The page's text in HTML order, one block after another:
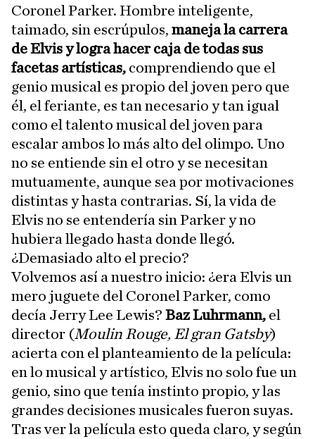
Coronel Parker. Hombre inteligente,
taimado, sin escrúpulos, maneja la carrera
de Elvis y logra hacer caja de todas sus
facetas artísticas, comprendiendo que el
genio musical es propio del joven pero que
él, el feriante, es tan necesario y tan igual
como el talento musical del joven para
escalar ambos lo más alto del olimpo. Uno
no se entiende sin el otro y se necesitan
mutuamente, aunque sea por motivaciones
distintas y hasta contrarias. Sí, la vida de
Elvis no se entendería sin Parker y no
hubiera llegado hasta donde llegó.
¿Demasiado alto el precio?
Volvemos así a nuestro inicio: ¿era Elvis un
mero juguete del Coronel Parker, como
decía Jerry Lee Lewis? Baz Luhrmann, el
director (Moulin Rouge, El gran Gatsby)
acierta con el planteamiento de la película:
en lo musical y artístico, Elvis no solo fue un
genio, sino que tenía instinto propio, y las
grandes decisiones musicales fueron suyas.
Tras ver la película esto queda claro, y según